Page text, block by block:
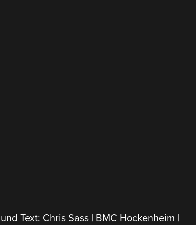
Text: Chris Sass | BMC Hockenheim |